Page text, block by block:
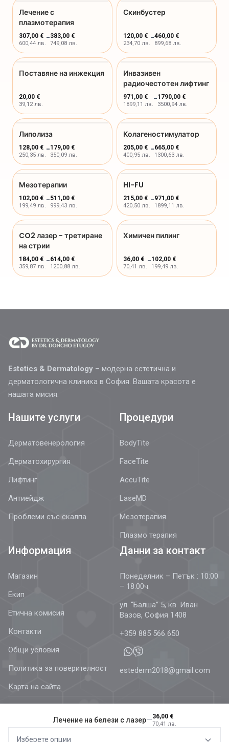
Лечение на белези с лазер—36,00 €
70,41 лв.
Изберете опции
Лечение с
плазмотерапия
307,00 €
600,44 лв.
-383,00 €
749,08 лв.
Скинбустер
120,00 €
234,70 лв.
-460,00 €
899,68 лв.
Поставяне на инжекция
20,00 €
39,12 лв.
Инвазивен
радиочестотен лифтинг
971,00 €
1899,11 лв.
-1790,00 €
3500,94 лв.
Липолиза
128,00 €
250,35 лв.
-179,00 €
350,09 лв.
Колагеностимулатор
205,00 €
400,95 лв.
-665,00 €
1300,63 лв.
Мезотерапии
102,00 €
199,49 лв.
-511,00 €
999,43 лв.
HI-FU
215,00 €
420,50 лв.
-971,00 €
1899,11 лв.
CO2 лазер - третиране
на стрии
184,00 €
359,87 лв.
-614,00 €
1200,88 лв.
Химичен пилинг
36,00 €
70,41 лв.
-102,00 €
199,49 лв.
Estetics & Dermatology – модерна естетична и
дерматологична клиника в София. Вашата красота е
нашата мисия.
Нашите услуги
Дерматовенерология
Дерматохирургия
Лифтинг
Антиейдж
Проблеми със скалпа
Процедури
BodyTite
FaceTite
AccuTite
LaseMD
Мезотерапия
Плазмо терапия
Информация
Магазин
Екип
Етична комисия
Контакти
Общи условия
Политика за поверителност
Карта на сайта
Данни за контакт
Понеделник – Петък : 10:00
– 18:00ч.
ул. “Балша” 5, кв. Иван
Вазов, София 1408
+359 885 566 650
estederm2018@gmail.com
© 2026 Estetics & Dermatology – | Всички